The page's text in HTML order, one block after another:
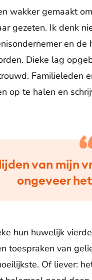
wakker gemaakt
gezeten. Ik denk
en
Dieke lag
Familieleden
op te halen en
van mijn
ongeveer
hun huwelijk
toespraken van
Of liever: